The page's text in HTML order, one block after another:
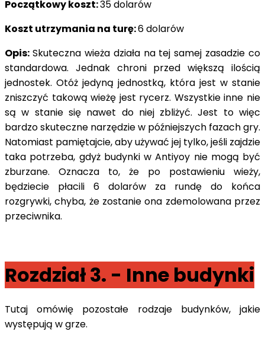
Początkowy koszt:35 dolarów
Koszt utrzymania na turę:6 dolarów
Opis: Skuteczna wieża działa na tej samej zasadzie co
standardowa. Jednak chroni przed większą ilością
jednostek. Otóż jedyną jednostką, która jest w stanie
zniszczyć takową wieżę jest rycerz. Wszystkie inne nie
są w stanie się nawet do niej zbliżyć. Jest to więc
bardzo skuteczne narzędzie w późniejszych fazach gry.
Natomiast pamiętajcie, aby używać jej tylko, jeśli zajdzie
taka potrzeba, gdyż budynki w Antiyoy nie mogą być
zburzane. Oznacza to, że po postawieniu wieży,
będziecie płacili 6 dolarów za rundę do końca
rozgrywki, chyba, że zostanie ona zdemolowana przez
przeciwnika.
Rozdział 3. - Inne budynki
Tutaj omówię pozostałe rodzaje budynków, jakie
występują w grze.